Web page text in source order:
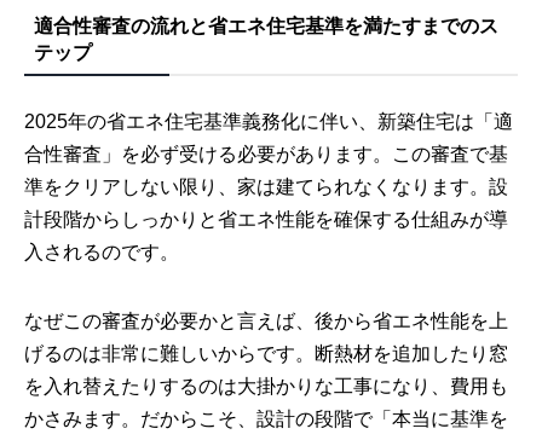
適合性審査の流れと省エネ住宅基準を満たすまでのス
テップ
2025年の省エネ住宅基準義務化に伴い、新築住宅は「適
合性審査」を必ず受ける必要があります。この審査で基
準をクリアしない限り、家は建てられなくなります。設
計段階からしっかりと省エネ性能を確保する仕組みが導
入されるのです。
なぜこの審査が必要かと言えば、後から省エネ性能を上
げるのは非常に難しいからです。断熱材を追加したり窓
を入れ替えたりするのは大掛かりな工事になり、費用も
かさみます。だからこそ、設計の段階で「本当に基準を